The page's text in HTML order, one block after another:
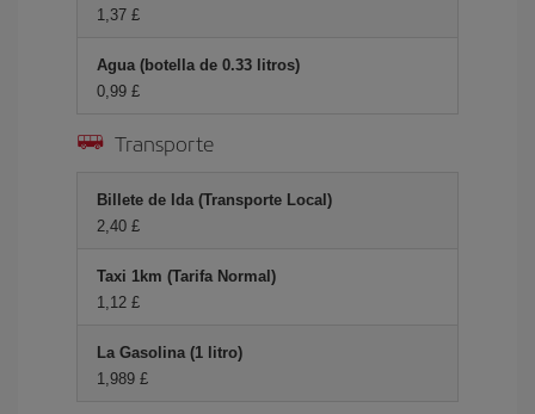
1,37 £
Agua (botella de 0.33 litros)
0,99 £
Transporte
Billete de Ida (Transporte Local)
2,40 £
Taxi 1km (Tarifa Normal)
1,12 £
La Gasolina (1 litro)
1,989 £